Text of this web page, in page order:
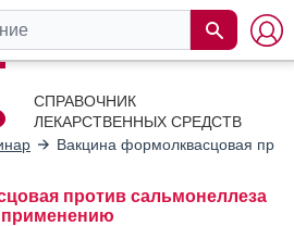
СПРАВОЧНИК
ЛЕКАРСТВЕННЫХ СРЕДСТВ
Вакцина формолквасцовая
против сальмонеллеза
применению